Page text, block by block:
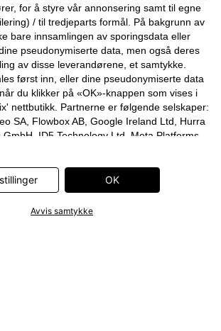
for å styre vår annonsering samt til egne
/ til tredjeparts formål. På bakgrunn av
bare innsamlingen av sporingsdata eller
pseudonymiserte data, men også deres
av disse leverandørene, et samtykke.
først inn, eller dine pseudonymiserte data
du klikker på «OK»-knappen som vises i
nettbutikk. Partnerne er følgende selskaper:
SA, Flowbox AB, Google Ireland Ltd, Hurra
ID5 Technology Ltd, Meta Platforms
UK Ltd. Ytterligere informasjon om
utført av disse partnerne finner du i
. Informasjonen er også tilgjengelig via en
OK
Avvis samtykke